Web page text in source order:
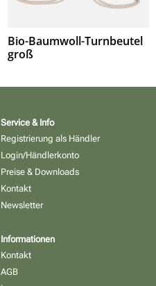
Bio-Baumwoll-Turnbeutel
groß
Service & Info
Registrierung als Händler
Login/Händlerkonto
Preise & Downloads
Kontakt
Newsletter
Informationen
Kontakt
AGB